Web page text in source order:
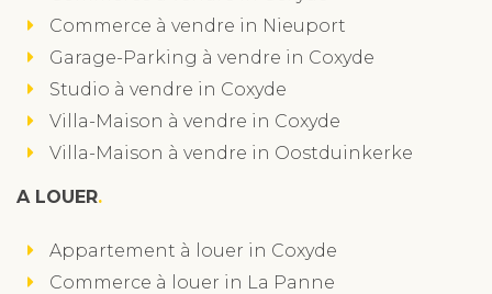
Commerce à vendre in Nieuport
Garage-Parking à vendre in Coxyde
Studio à vendre in Coxyde
Villa-Maison à vendre in Coxyde
Villa-Maison à vendre in Oostduinkerke
A LOUER
Appartement à louer in Coxyde
Commerce à louer in La Panne